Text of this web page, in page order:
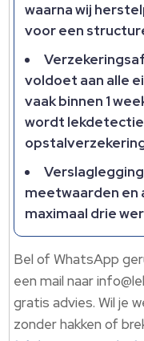
waarna wij
voor een
voldoet aan alle
vaak binnen 1
wordt
meetwaarden en
maximaal drie
Bel of WhatsApp
een mail naar
gratis advies.​ Wil je
zonder hakken of